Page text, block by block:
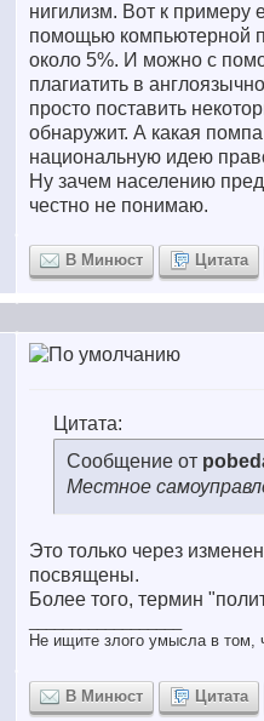
нигилизм. Вот к примеру
помощью компьютерной
около 5%. И можно с
плагиатить в
просто поставить
обнаружит. А какая
национальную идею
Ну зачем населению
честно не понимаю.
В Минюст Цитата
Цитата:
Сообщение от
Местное
Это только через
посвящены.
Более того, термин
Не ищите злого умысла в том,
В Минюст Цитата